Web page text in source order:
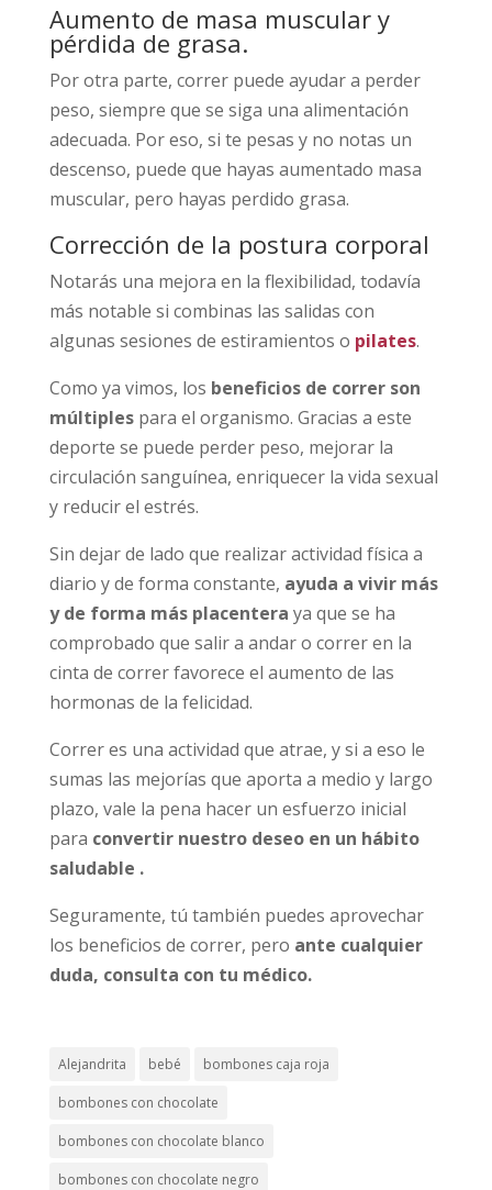
Aumento de masa muscular y
pérdida de grasa.
Por otra parte, correr puede ayudar a perder
peso, siempre que se siga una alimentación
adecuada. Por eso, si te pesas y no notas un
descenso, puede que hayas aumentado masa
muscular, pero hayas perdido grasa.
Corrección de la postura corporal
Notarás una mejora en la flexibilidad, todavía
más notable si combinas las salidas con
algunas sesiones de estiramientos o pilates.
Como ya vimos, los beneficios de correr son
múltiplespara el organismo. Gracias a este
deporte se puede perder peso, mejorar la
circulación sanguínea, enriquecer la vida sexual
y reducir el estrés.
Sin dejar de lado que realizar actividad física a
diario y de forma constante, ayuda a vivir más
y de forma más placentera ya que se ha
comprobado que salir a andar o correr en la
cinta de correr favorece el aumento de las
hormonas de la felicidad.
Correr es una actividad que atrae, y si a eso le
sumas las mejorías que aporta a medio y largo
plazo, vale la pena hacer un esfuerzo inicial
para convertir nuestro deseo en un hábito
saludable .
Seguramente, tú también puedes aprovechar
los beneficios de correr, pero ante cualquier
duda, consulta con tu médico.
Alejandrita bebé bombones caja roja
bombones con chocolate
bombones con chocolate blanco
bombones con chocolate negro